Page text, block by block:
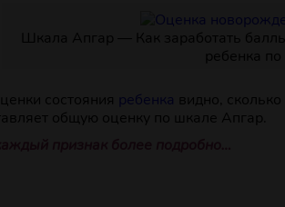
Шкала Апгар — Как заработать
ребенка
состояния ребенка видно,
общую оценку по шкале Апгар.